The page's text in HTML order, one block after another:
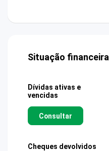
Situação financeira
Dívidas ativas e
vencidas
Consultar
Cheques devolvidos